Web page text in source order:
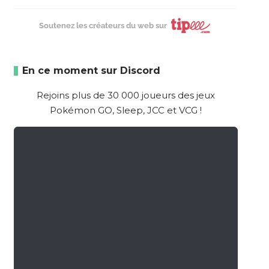
Soutenez les créateurs du web sur
En ce moment sur Discord
Rejoins plus de 30 000 joueurs des jeux
Pokémon GO, Sleep, JCC et VCG !